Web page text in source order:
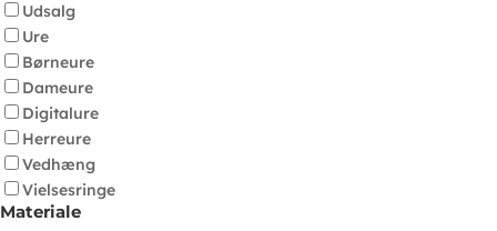
Udsalg
Ure
Børneure
Dameure
Digitalure
Herreure
Vedhæng
Vielsesringe
Materiale